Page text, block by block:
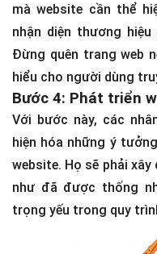
mà website cần thể
nhận diện thương
Đừng quên trang web
hiểu cho người dùng
Bước 4: Phát triển
Với bước này, các
hiện hóa những ý
website. Họ sẽ phải
như đã được thống
trọng yếu trong quy